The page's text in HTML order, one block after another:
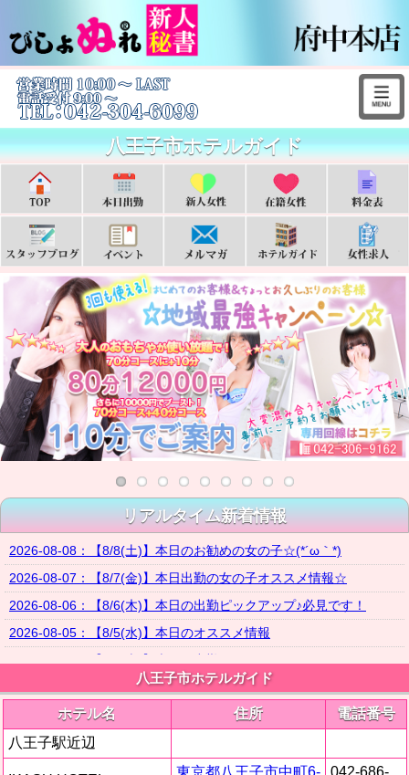
八王子市ホテルガイド
リアルタイム新着情報
2026-08-08：【8/8(土)】本日のお勧めの女の子☆(*´ω｀*)
2026-08-07：【8/7(金)】本日出勤の女の子オススメ情報☆
2026-08-06：【8/6(木)】本日の出勤ピックアップ♪必見です！
2026-08-05：【8/5(水)】本日のオススメ情報
2026-08-03：【8/3(月)】本日激推し体験入店がありますよー♡
2026-08-02：【8/2(日)】本日出勤の女の子オススメ情報☆
2026-08-02：【週刊ニュース8月2日号】史上最高に可愛い敏感美少
女『体験入店』＆SSS級の美人GAL入店しました♪
八王子市ホテルガイド
ホテル名 住所
電話番号
八王子駅近辺
東京都八王子市中町6-
042-686-